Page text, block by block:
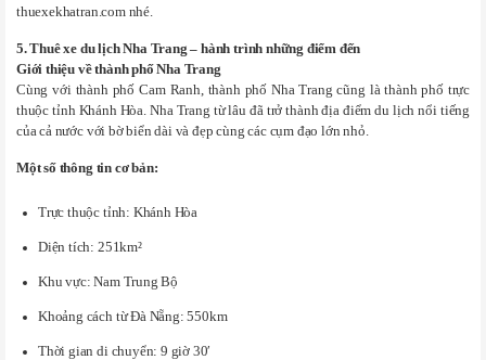
thuexekhatran.com nhé.
5. Thuê xe du lịch Nha Trang – hành trình những điểm đến
Giới thiệu về thành phố Nha Trang
Cùng với thành phố Cam Ranh, thành phố Nha Trang cũng là thành phố trực
thuộc tỉnh Khánh Hòa. Nha Trang từ lâu đã trở thành địa điểm du lịch nổi tiếng
của cả nước với bờ biển dài và đẹp cùng các cụm đạo lớn nhỏ.
Một số thông tin cơ bản:
Trực thuộc tỉnh: Khánh Hòa
Diện tích: 251km²
Khu vực: Nam Trung Bộ
Khoảng cách từ Đà Nẵng: 550km
Thời gian di chuyển: 9 giờ 30′